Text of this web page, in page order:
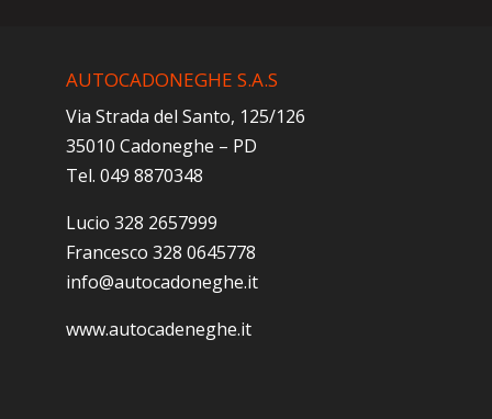
AUTOCADONEGHE S.A.S
Via Strada del Santo, 125/126
35010 Cadoneghe – PD
Tel. 049 8870348
Lucio 328 2657999
Francesco 328 0645778
info@autocadoneghe.it
www.autocadeneghe.it